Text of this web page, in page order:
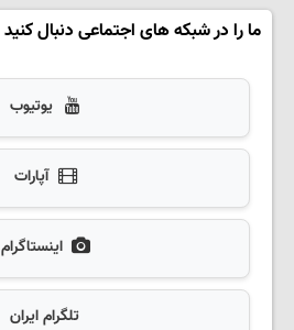
ما را در شبکه های اجتماعی دنبال کنید
یوتیوب
آپارات
اینستاگرام
تلگرام ایران